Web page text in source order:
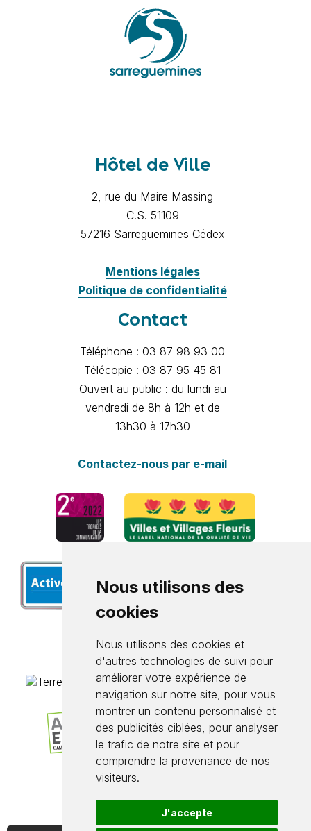
Nous utilisons des
cookies
Nous utilisons des cookies et
d'autres technologies de suivi pour
améliorer votre expérience de
navigation sur notre site, pour vous
montrer un contenu personnalisé et
des publicités ciblées, pour analyser
le trafic de notre site et pour
comprendre la provenance de nos
visiteurs.
J'accepte
Hôtel de Ville
2, rue du Maire Massing
C.S. 51109
57216 Sarreguemines Cédex
Mentions légales
Politique de confidentialité
Contact
Téléphone : 03 87 98 93 00
Télécopie : 03 87 95 45 81
Ouvert au public : du lundi au
vendredi de 8h à 12h et de
13h30 à 17h30
Contactez-nous par e-mail